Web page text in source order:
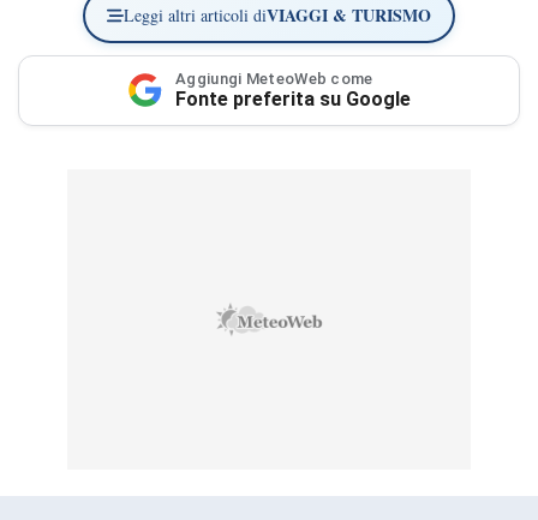
Leggi altri articoli diVIAGGI & TURISMO
Aggiungi MeteoWeb come
Fonte preferita su Google